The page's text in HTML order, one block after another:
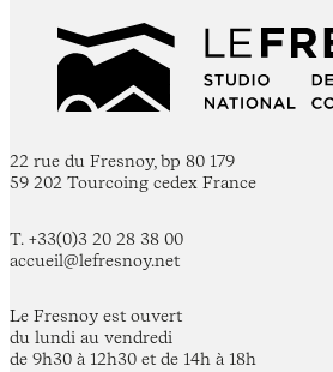
22 rue du Fresnoy, bp 80 179
59 202 Tourcoing cedex France
T. +33(0)3 20 28 38 00
accueil@lefresnoy.net
Le Fresnoy est ouvert
du lundi au vendredi
de 9h30 à 12h30 et de 14h à 18h